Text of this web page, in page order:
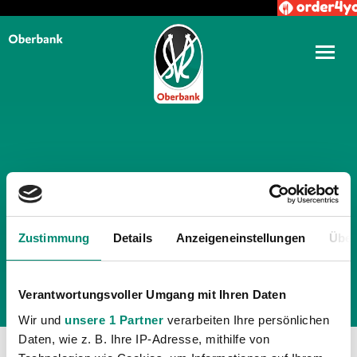
Zustimmung Details Anzeigeneinstellungen
Verantwortungsvoller Umgang mit Ihren Daten
Wir und unsere 1 Partner verarbeiten Ihre persönlichen
Daten, wie z. B. Ihre IP-Adresse, mithilfe von
TÄGLICHE ARCHIVE:
7. JUNI
2019